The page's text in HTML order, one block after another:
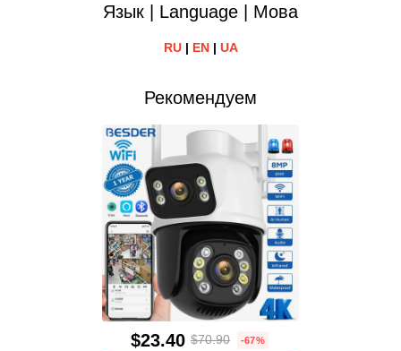
Язык | Language | Мова
RU| EN| UA
Рекомендуем
$23.40 $70.90 -67%